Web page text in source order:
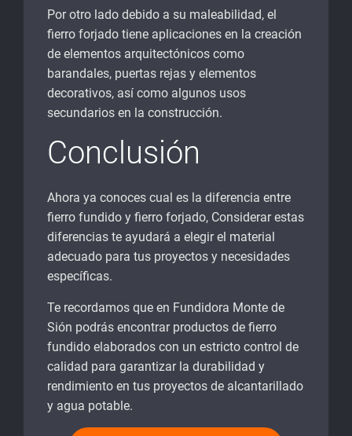
Por otro lado debido a su maleabilidad, el
fierro forjado tiene aplicaciones en la creación
de elementos arquitectónicos como
barandales, puertas rejas y elementos
decorativos, así como algunos usos
secundarios en la construcción.
Conclusión
Ahora ya conoces cual es la diferencia entre
fierro fundido y fierro forjado, Considerar estas
diferencias te ayudará a elegir el material
adecuado para tus proyectos y necesidades
específicas.
Te recordamos que en Fundidora Monte de
Sión podrás encontrar productos de fierro
fundido elaborados con un estricto control de
calidad para garantizar la durabilidad y
rendimiento en tus proyectos de alcantarillado
y agua potable.